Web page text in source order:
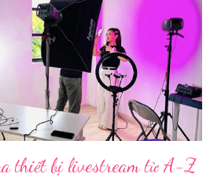
livestream chuyên biệt Hiện nay,
chỉ phục vụ streamer hay game thủ
cho nhà bán hàng online, giáo viên,
tạo nội dung. Việc lựa chọn đúng phần
thiết bị livestream​ từ A-Z